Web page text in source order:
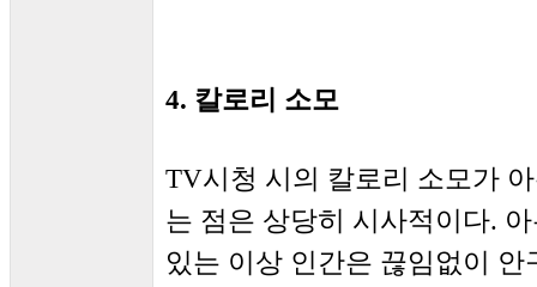
4. 칼로리 소모
TV시청 시의 칼로리 소모가
는 점은 상당히 시사적이다.
있는 이상 인간은 끊임없이